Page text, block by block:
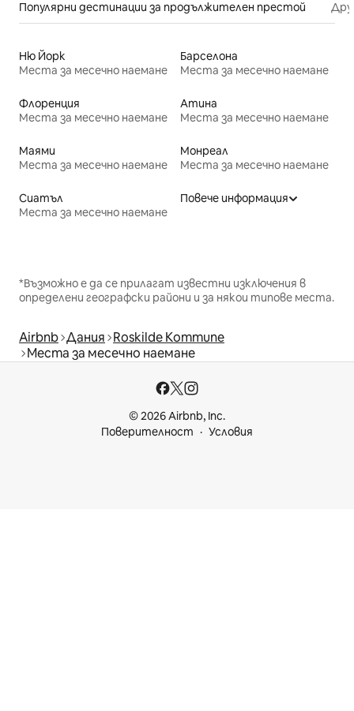
Популярни дестинации за продължителен престой
Ню Йорк
Места за месечно наемане
Барселона
Места за месечно наемане
Флоренция
Места за месечно наемане
Атина
Места за месечно наемане
Маями
Места за месечно наемане
Монреал
Места за месечно наемане
Сиатъл
Места за месечно наемане
Повече информация
*Възможно е да се прилагат известни изключения в
определени географски райони и за някои типове места.
Airbnb Дания Roskilde Kommune
Места за месечно наемане
© 2026 Airbnb, Inc.
Поверителност
Условия